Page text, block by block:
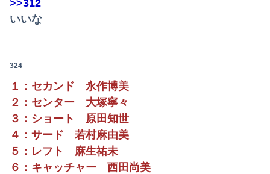
>>312
いいな
324
１：セカンド 永作博美
２：センター 大塚寧々
３：ショート 原田知世
４：サード 若村麻由美
５：レフト 麻生祐未
６：キャッチャー 西田尚美